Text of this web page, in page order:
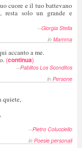
cuore e il tuo battevano
resta solo un grande e
--Giorgia Stella
in Mamma
accanto a me.
(continua)
--Pablitos Los Sconditos
in Persone
quiete,
--Pietro Colucciello
in Poesie personali